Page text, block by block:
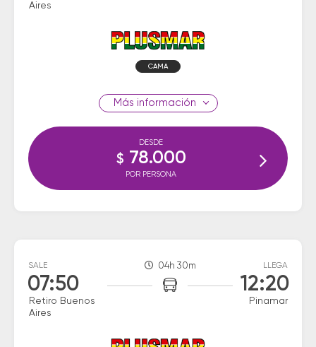
Aires
CAMA
información
DESDE
$ 78.000
POR PERSONA
SALE
07:50
Retiro Buenos
Aires
04h 30m LLEGA
12:20
Pinamar